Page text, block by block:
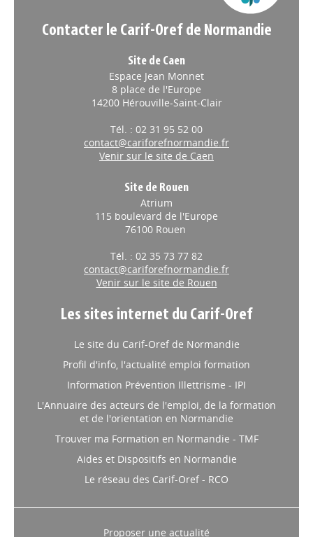
Contacter le Carif-Oref de Normandie
Site de Caen
Espace Jean Monnet
8 place de l'Europe
14200 Hérouville-Saint-Clair
Tél. : 02 31 95 52 00
contact@cariforefnormandie.fr
Venir sur le site de Caen
Site de Rouen
Atrium
115 boulevard de l'Europe
76100 Rouen
Tél. : 02 35 73 77 82
contact@cariforefnormandie.fr
Venir sur le site de Rouen
Les sites internet du Carif-Oref
Le site du Carif-Oref de Normandie
Profil d'info, l'actualité emploi formation
Information Prévention Illettrisme - IPI
L'Annuaire des acteurs de l'emploi, de la formation
et de l'orientation en Normandie
Trouver ma Formation en Normandie - TMF
Aides et Dispositifs en Normandie
Le réseau des Carif-Oref - RCO
Proposer une actualité